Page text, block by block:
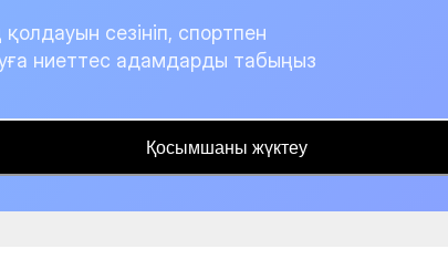
сезініп, спортпен
ниеттес адамдарды табыңыз
Қосымшаны жүктеу